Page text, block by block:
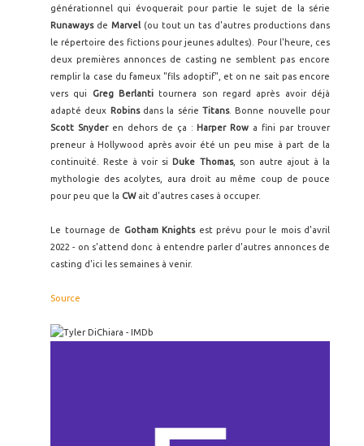
générationnel qui évoquerait pour partie le sujet de la série
Runawaysde Marvel(ou tout un tas d'autres productions dans
le répertoire des fictions pour jeunes adultes). Pour l'heure, ces
deux premières annonces de casting ne semblent pas encore
remplir la case du fameux "fils adoptif", et on ne sait pas encore
vers qui
Greg Berlanti tournera son regard après avoir déjà
adapté deux
Robinsdans la sérieTitans. Bonne nouvelle pour
Scott Snyderen dehors de ça : Harper Row a fini par trouver
preneur à Hollywood après avoir été un peu mise à part de la
continuité. Reste à voir si
Duke Thomas, son autre ajout à la
mythologie des acolytes, aura droit au même coup de pouce
pour peu que la CWait d'autres cases à occuper.
Le tournage de Gotham Knightsest prévu pour le mois d'avril
2022 - on s'attend donc à entendre parler d'autres annonces de
casting d'ici les semaines à venir.
Source